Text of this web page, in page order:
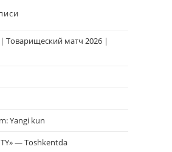
Товарищеский матч 2026 |
Yangi kun
— Toshkentda